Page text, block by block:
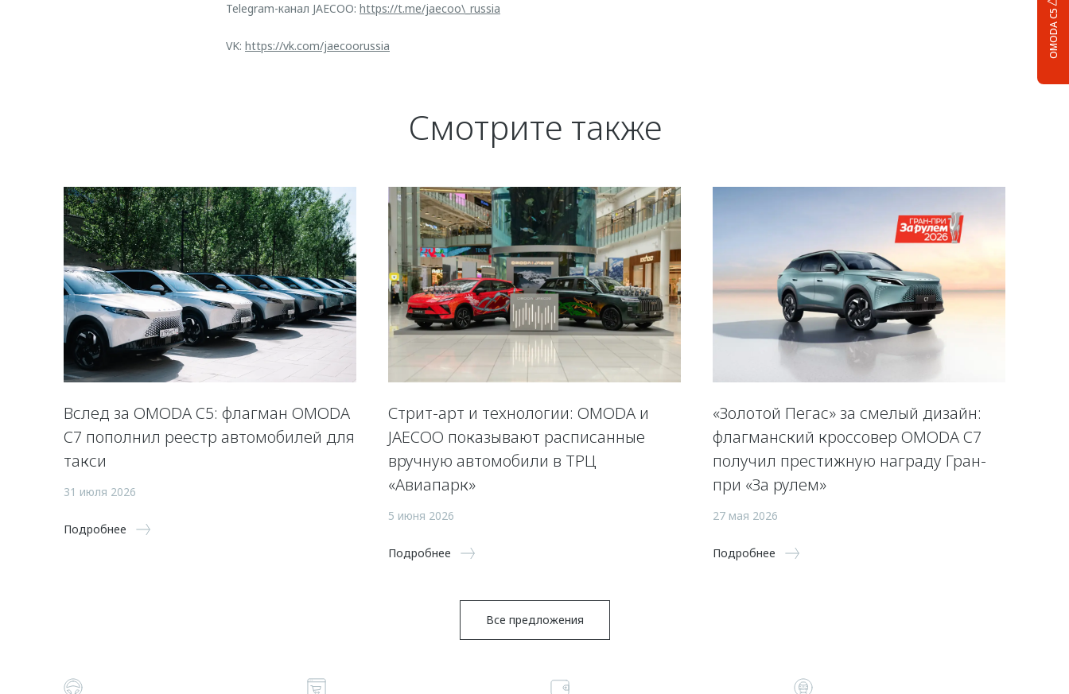
OMODA C5
Telegram-канал JAECOO: https://t.me/jaecoo\_russia
VK: https://vk.com/jaecoorussia
Смотрите также
Вслед за OMODA C5: флагман OMODA
C7 пополнил реестр автомобилей для
такси
31 июля 2026
Подробнее
Стрит-арт и технологии: OMODA и
JAECOO показывают расписанные
вручную автомобили в ТРЦ
«Авиапарк»
5 июня 2026
Подробнее
«Золотой Пегас» за смелый дизайн:
флагманский кроссовер OMODA C7
получил престижную награду Гран-
при «За рулем»
27 мая 2026
Подробнее
Все предложения